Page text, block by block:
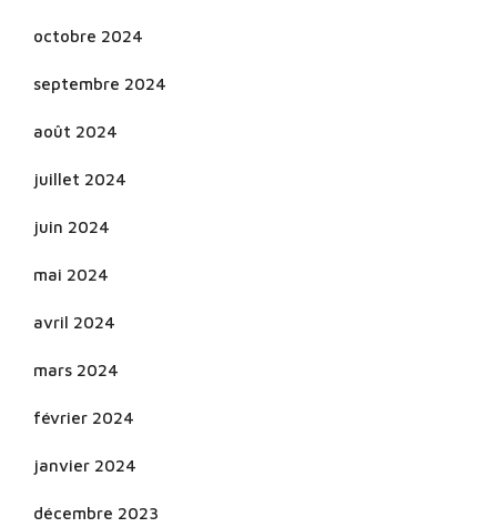
octobre 2024
septembre 2024
août 2024
juillet 2024
juin 2024
mai 2024
avril 2024
mars 2024
février 2024
janvier 2024
décembre 2023